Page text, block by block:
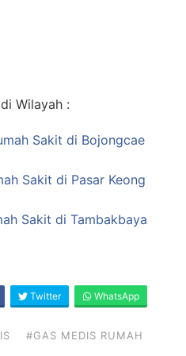
Wilayah :
Sakit di Bojongcae
Sakit di Pasar Keong
Sakit di Tambakbaya
Twitter WhatsApp
#GAS MEDIS RUMAH